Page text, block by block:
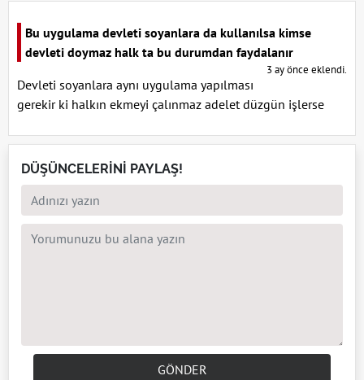
Bu uygulama devleti soyanlara da kullanılsa kimse
devleti doymaz halk ta bu durumdan faydalanır
3 ay önce eklendi.
Devleti soyanlara aynı uygulama yapılması
gerekir ki halkın ekmeyi çalınmaz adelet düzgün işlerse
DÜŞÜNCELERİNİ PAYLAŞ!
GÖNDER